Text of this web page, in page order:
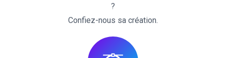
?
Confiez-nous sa création.